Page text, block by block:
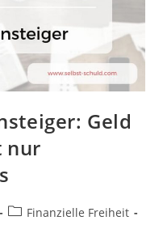
Geld
nur
Beitrags-
Finanzielle Freiheit